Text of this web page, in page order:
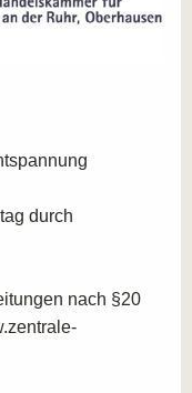
durch
nach §20